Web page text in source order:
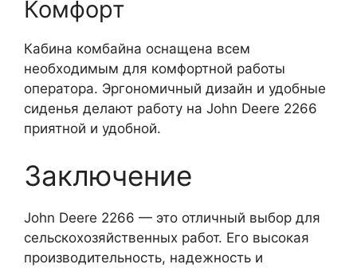
Комфорт
Кабина комбайна оснащена всем
необходимым для комфортной работы
оператора. Эргономичный дизайн и удобные
сиденья делают работу на John Deere 2266
приятной и удобной.
Заключение
John Deere 2266 — это отличный выбор для
сельскохозяйственных работ. Его высокая
производительность, надежность и